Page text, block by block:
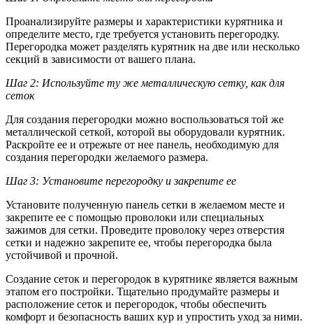
Проанализируйте размеры и характеристики курятника и
определите место, где требуется установить перегородку.
Перегородка может разделять курятник на две или несколько
секций в зависимости от вашего плана.
Шаг 2: Используйте ту же металлическую сетку, как для
сеток
Для создания перегородки можно воспользоваться той же
металлической сеткой, которой вы оборудовали курятник.
Раскройте ее и отрежьте от нее панель, необходимую для
создания перегородки желаемого размера.
Шаг 3: Установите перегородку и закрепите ее
Установите полученную панель сетки в желаемом месте и
закрепите ее с помощью проволоки или специальных
зажимов для сетки. Проведите проволоку через отверстия
сетки и надежно закрепите ее, чтобы перегородка была
устойчивой и прочной.
Создание сеток и перегородок в курятнике является важным
этапом его постройки. Тщательно продумайте размеры и
расположение сеток и перегородок, чтобы обеспечить
комфорт и безопасность ваших кур и упростить уход за ними.